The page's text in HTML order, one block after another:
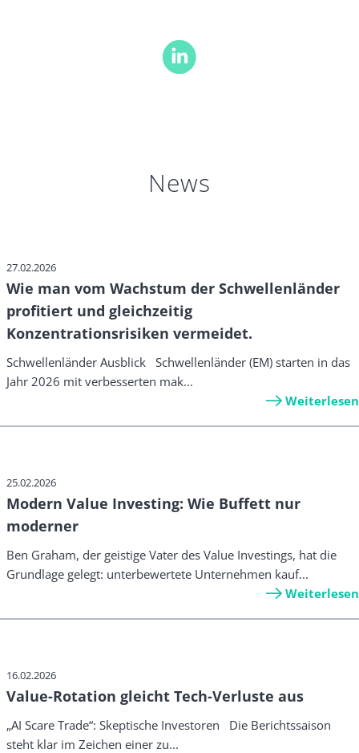
News
27.02.2026
Wie man vom Wachstum der Schwellenländer
profitiert und gleichzeitig
Konzentrationsrisiken vermeidet.
Schwellenländer Ausblick Schwellenländer (EM) starten in das
Jahr 2026 mit verbesserten mak...
Weiterlesen
25.02.2026
Modern Value Investing: Wie Buffett nur
moderner
Ben Graham, der geistige Vater des Value Investings, hat die
Grundlage gelegt: unterbewertete Unternehmen kauf...
Weiterlesen
16.02.2026
Value-Rotation gleicht Tech-Verluste aus
„AI Scare Trade“: Skeptische Investoren Die Berichtssaison
steht klar im Zeichen einer zu...